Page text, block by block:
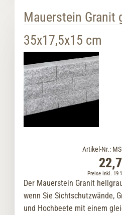
Mauerstein Granit
35x17,5x15 cm
Artikel-Nr.:
Preise inkl. 19
Der Mauerstein Granit
wenn Sie Sichtschutzwände,
und Hochbeete mit einem